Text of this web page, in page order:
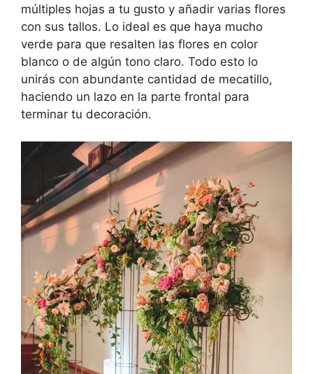
múltiples hojas a tu gusto y añadir varias flores
con sus tallos. Lo ideal es que haya mucho
verde para que resalten las flores en color
blanco o de algún tono claro. Todo esto lo
unirás con abundante cantidad de mecatillo,
haciendo un lazo en la parte frontal para
terminar tu decoración.